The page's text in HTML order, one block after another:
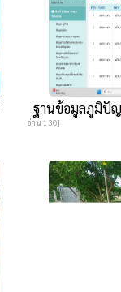
ฐานข้อมูลภูมิปั
อ่าน 130]